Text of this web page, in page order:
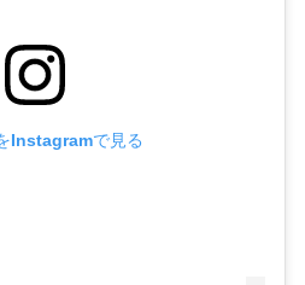
Instagramで見る